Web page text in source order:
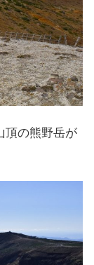
頂の熊野岳が